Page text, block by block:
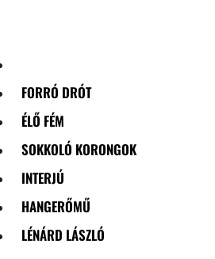
FORRÓ DRÓT
ÉLŐ FÉM
SOKKOLÓ KORONGOK
INTERJÚ
HANGERŐMŰ
LÉNÁRD LÁSZLÓ